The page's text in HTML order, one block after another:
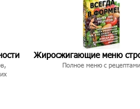
Жиросжигающие меню
Полное меню с рецептами